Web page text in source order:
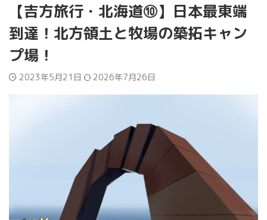
【吉方旅行・北海道⑩】日本最東端
到達！北方領土と牧場の築拓キャン
プ場！
2023年5月21日 2026年7月26日